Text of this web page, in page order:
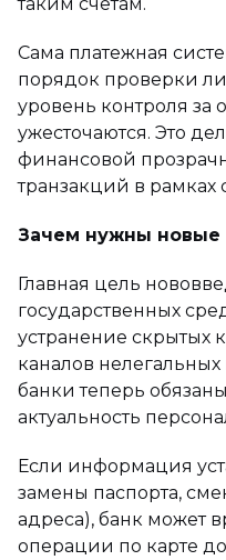
Сама платежная
порядок проверки
уровень контроля за
ужесточаются. Это
финансовой
транзакций в
Зачем нужны новые
Главная цель
государственных
устранение скрытых
каналов
банки теперь
актуальность
Если информация
замены паспорта,
адреса), банк может
операции по карте